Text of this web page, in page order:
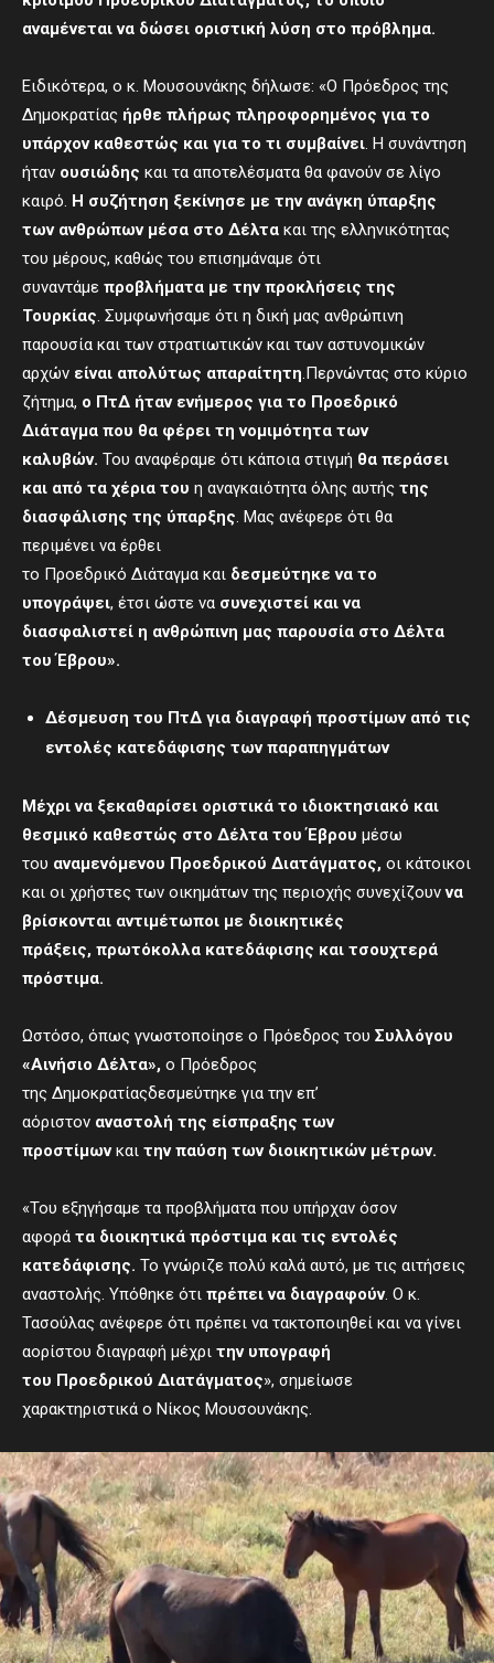
αναμένεται να δώσει οριστική λύση στο πρόβλημα.
Ειδικότερα, ο κ. Μουσουνάκης δήλωσε: «Ο Πρόεδρος της
Δημοκρατίας ήρθε πλήρως πληροφορημένος για το
υπάρχον καθεστώς και για το τι συμβαίνει. Η συνάντηση
ήταν ουσιώδης και τα αποτελέσματα θα φανούν σε λίγο
καιρό. Η συζήτηση ξεκίνησε με την ανάγκη ύπαρξης
των ανθρώπων μέσα στο Δέλτα και της ελληνικότητας
του μέρους, καθώς του επισημάναμε ότι
συναντάμε προβλήματα με την προκλήσεις της
Τουρκίας. Συμφωνήσαμε ότι η δική μας ανθρώπινη
παρουσία και των στρατιωτικών και των αστυνομικών
αρχών είναι απολύτως απαραίτητη.Περνώντας στο κύριο
ζήτημα, ο ΠτΔ ήταν ενήμερος για το Προεδρικό
Διάταγμα που θα φέρει τη νομιμότητα των
καλυβών. Του αναφέραμε ότι κάποια στιγμή θα περάσει
και από τα χέρια του η αναγκαιότητα όλης αυτής της
διασφάλισης της ύπαρξης. Μας ανέφερε ότι θα
περιμένει να έρθει
το Προεδρικό Διάταγμα και δεσμεύτηκε να το
υπογράψει, έτσι ώστε να συνεχιστεί και να
διασφαλιστεί η ανθρώπινη μας παρουσία στο Δέλτα
του Έβρου».
Δέσμευση του ΠτΔ για διαγραφή προστίμων από τις
εντολές κατεδάφισης των παραπηγμάτων
Μέχρι να ξεκαθαρίσει οριστικά το ιδιοκτησιακό και
θεσμικό καθεστώς στο Δέλτα του Έβρου μέσω
του αναμενόμενου Προεδρικού Διατάγματος, οι κάτοικοι
και οι χρήστες των οικημάτων της περιοχής συνεχίζουννα
βρίσκονται αντιμέτωποι με διοικητικές
πράξεις, πρωτόκολλα κατεδάφισης και τσουχτερά
πρόστιμα.
Ωστόσο, όπως γνωστοποίησε ο Πρόεδρος του Συλλόγου
«Αινήσιο Δέλτα», ο Πρόεδρος
της Δημοκρατίαςδεσμεύτηκε για την επ’
αόριστον αναστολή της είσπραξης των
προστίμωνκαι την παύση των διοικητικών μέτρων.
«Του εξηγήσαμε τα προβλήματα που υπήρχαν όσον
αφορά τα διοικητικά πρόστιμα και τις εντολές
κατεδάφισης. Το γνώριζε πολύ καλά αυτό, με τις αιτήσεις
αναστολής. Υπόθηκε ότι πρέπει να διαγραφούν. Ο κ.
Τασούλας ανέφερε ότι πρέπει να τακτοποιηθεί και να γίνει
αορίστου διαγραφή μέχρι την υπογραφή
του Προεδρικού Διατάγματος», σημείωσε
χαρακτηριστικά ο Νίκος Μουσουνάκης.